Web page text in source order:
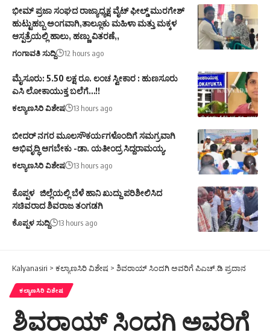
ಭೀಮ್ ಪ್ರಜಾ ಸಂಘದ ರಾಜ್ಯಾಧ್ಯಕ್ಷ ವೈಟ್ ಫೀಲ್ಡ್ ಮುರಗೇಶ್
ಹುಟ್ಟುಹಬ್ಬ ಅಂಗವಾಗಿ,ತಾಲ್ಲೂಕು ಮಹಿಳಾ ಮತ್ತು ಮಕ್ಕಳ
ಆಸ್ಪತ್ರೆಯಲ್ಲಿ ಹಾಲು, ಹಣ್ಣು ವಿತರಣೆ,,
ಗಂಗಾವತಿ ಸುದ್ದಿ 12 hours ago
ಮೈಸೂರು: 5.50 ಲಕ್ಷ ರೂ. ಲಂಚ ಸ್ವೀಕಾರ : ಹುಣಸೂರು
ಎಸಿ ಲೋಕಾಯುಕ್ತ ಬಲೆಗೆ…!!
ಕಲ್ಯಾಣಸಿರಿ ವಿಶೇಷ 13 hours ago
ಬೀದರ್ ನಗರ ಮೂಲಸೌಕರ್ಯಗಳೊಂದಿಗೆ ಸಮಗ್ರವಾಗಿ
ಅಭಿವೃದ್ಧಿ ಆಗಬೇಕು -ಡಾ. ಯತೀಂದ್ರ ಸಿದ್ದರಾಮಯ್ಯ.
ಕಲ್ಯಾಣಸಿರಿ ವಿಶೇಷ 13 hours ago
ಕೊಪ್ಪಳ ಜಿಲ್ಲೆಯಲ್ಲಿ ಬೆಳೆ ಹಾನಿ ಖುದ್ದು ಪರಿಶೀಲಿಸಿದ
ಸಚಿವರಾದ ಶಿವರಾಜ ತಂಗಡಗಿ
ಕೊಪ್ಪಳ ಸುದ್ದಿ 13 hours ago
Kalyanasiri > ಕಲ್ಯಾಣಸಿರಿ ವಿಶೇಷ > ಶಿವರಾಯ್ ಸಿಂದಗಿ ಅವರಿಗೆ ಪಿಎಚ್.ಡಿ ಪ್ರದಾನ
ಕಲ್ಯಾಣಸಿರಿ ವಿಶೇಷ
ಶಿವರಾಯ್ ಸಿಂದಗಿ ಅವರಿಗೆ